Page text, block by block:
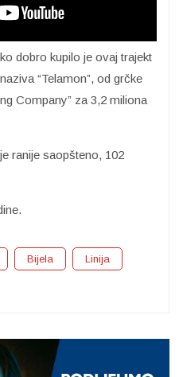
dobro kupilo je ovaj trajekt
“Telamon”, od grčke
Company” za 3,2 miliona
ranije saopšteno, 102
Bijela Linija